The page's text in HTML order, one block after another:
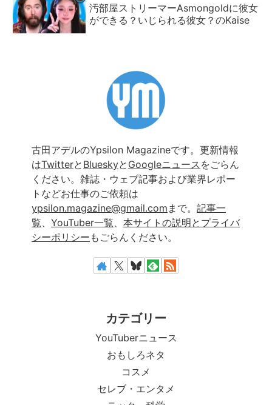
汚部屋ストリーマーAsmongoldに彼女
ができる？いじられる彼女？のKaise
古田アデルのYpsilon Magazineです。更新情報
はTwitterと Blueskyと Googleニュース をごらん
ください。雑誌・ウェブ記事および業界レポー
トなどお仕事のご依頼は
ypsilon.magazine@gmail.com まで。 記事一
覧、 YouTuber一覧、 本サイトの説明とプライバ
シーポリシー もごらんください。
カテゴリー
YouTuberニュース
おもしろネタ
コスメ
セレブ・エンタメ